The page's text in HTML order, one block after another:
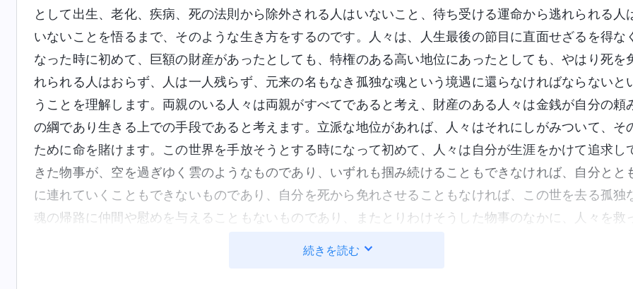
として出生、老化、疾病、死の法則から除外される人はいないこと、待ち受ける運命から逃れられる人
いないことを悟るまで、そのような生き方をするのです。人々は、人生最後の節目に直面せざるを得な
なった時に初めて、巨額の財産があったとしても、特権のある高い地位にあったとしても、やはり死を
れられる人はおらず、人は一人残らず、元来の名もなき孤独な魂という境遇に還らなければならないと
うことを理解します。両親のいる人々は両親がすべてであると考え、財産のある人々は金銭が自分の頼
の綱であり生きる上での手段であると考えます。立派な地位があれば、人々はそれにしがみついて、そ
ために命を賭けます。この世界を手放そうとする時になって初めて、人々は自分が生涯をかけて追求し
きた物事が、空を過ぎゆく雲のようなものであり、いずれも掴み続けることもできなければ、自分とと
に連れていくこともできないものであり、自分を死から免れさせることもなければ、この世を去る孤独
魂の帰路に仲間や慰めを与えることもないものであり、またとりわけそうした物事のなかに、人々を救
続きを読む